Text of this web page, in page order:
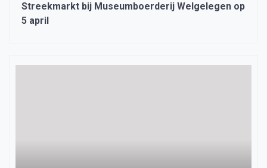
Streekmarkt bij Museumboerderij Welgelegen op
5 april